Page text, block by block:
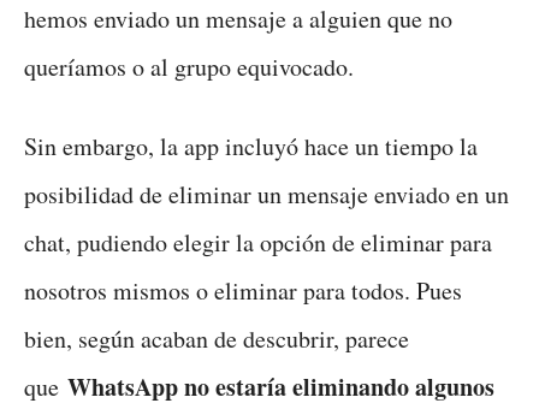
hemos enviado un mensaje a alguien que no
queríamos o al grupo equivocado.
Sin embargo, la app incluyó hace un tiempo la
posibilidad de eliminar un mensaje enviado en un
chat, pudiendo elegir la opción de eliminar para
nosotros mismos o eliminar para todos. Pues
bien, según acaban de descubrir, parece
que WhatsApp no estaría eliminando algunos